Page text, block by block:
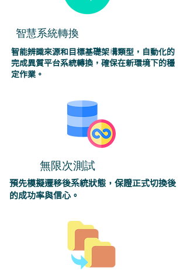
智慧系統轉換
智能辨識來源和目標基礎架構類型，自動化的
完成異質平台系統轉換，確保在新環境下的穩
定作業。
無限次測試
預先模擬遷移後系統狀態，保證正式切換後
的成功率與信心。